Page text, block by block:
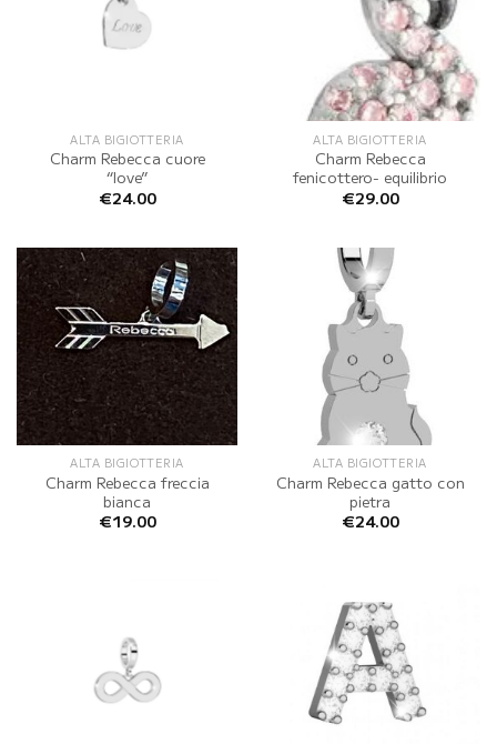
ALTA BIGIOTTERIA
Charm Rebecca cuore
“love”
€24.00
ALTA BIGIOTTERIA
Charm Rebecca
fenicottero- equilibrio
€29.00
ALTA BIGIOTTERIA
Charm Rebecca freccia
bianca
€19.00
ALTA BIGIOTTERIA
Charm Rebecca gatto con
pietra
€24.00